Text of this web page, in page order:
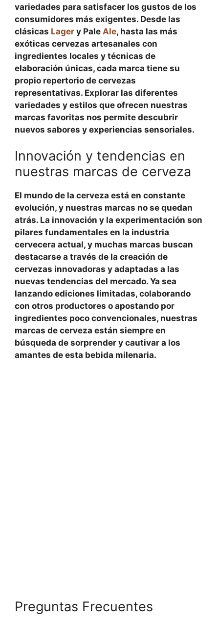
variedades para satisfacer los gustos de los
consumidores más exigentes. Desde las
clásicas Lager y Pale Ale, hasta las más
exóticas cervezas artesanales con
ingredientes locales y técnicas de
elaboración únicas, cada marca tiene su
propio repertorio de cervezas
representativas. Explorar las diferentes
variedades y estilos que ofrecen nuestras
marcas favoritas nos permite descubrir
nuevos sabores y experiencias sensoriales.
Innovación y tendencias en
nuestras marcas de cerveza
El mundo de la cerveza está en constante
evolución, y nuestras marcas no se quedan
atrás. La innovación y la experimentación son
pilares fundamentales en la industria
cervecera actual, y muchas marcas buscan
destacarse a través de la creación de
cervezas innovadoras y adaptadas a las
nuevas tendencias del mercado. Ya sea
lanzando ediciones limitadas, colaborando
con otros productores o apostando por
ingredientes poco convencionales, nuestras
marcas de cerveza están siempre en
búsqueda de sorprender y cautivar a los
amantes de esta bebida milenaria.
Preguntas Frecuentes